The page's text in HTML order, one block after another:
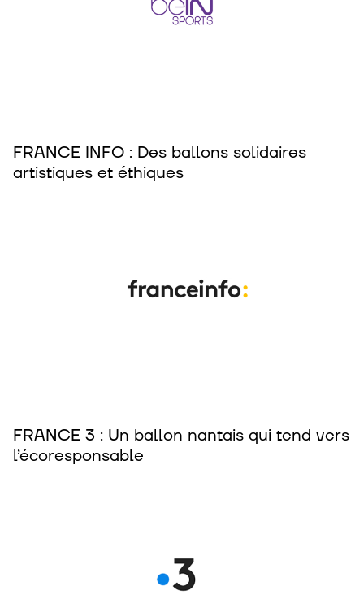
FRANCE INFO : Des ballons solidaires
artistiques et éthiques
FRANCE 3 : Un ballon nantais qui tend vers
l’écoresponsable